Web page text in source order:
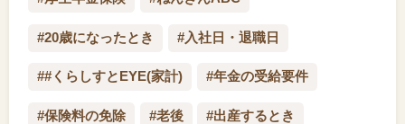
#20歳になったとき #入社日・退職日
##くらしすとEYE(家計) #年金の受給要件
#保険料の免除 #老後 #出産するとき